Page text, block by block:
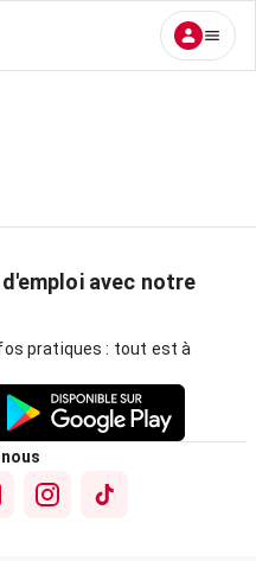
avec notre
pratiques : tout est à